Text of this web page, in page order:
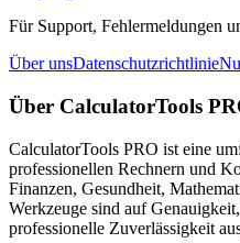
Für Support, Fehlermeldungen
Über unsDatenschutzrichtlinie
Über CalculatorTools
CalculatorTools PRO ist eine
professionellen Rechnern und
Finanzen, Gesundheit,
Werkzeuge sind auf
professionelle Zuverlässigkeit